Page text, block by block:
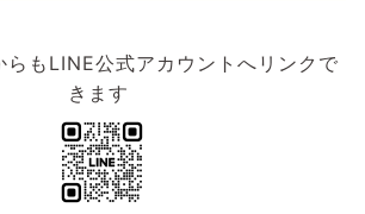
らもLINE公式アカウントへリンクで
きます